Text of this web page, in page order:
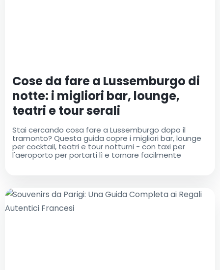
Cose da fare a Lussemburgo di
notte: i migliori bar, lounge,
teatri e tour serali
Stai cercando cosa fare a Lussemburgo dopo il
tramonto? Questa guida copre i migliori bar, lounge
per cocktail, teatri e tour notturni - con taxi per
l'aeroporto per portarti lì e tornare facilmente